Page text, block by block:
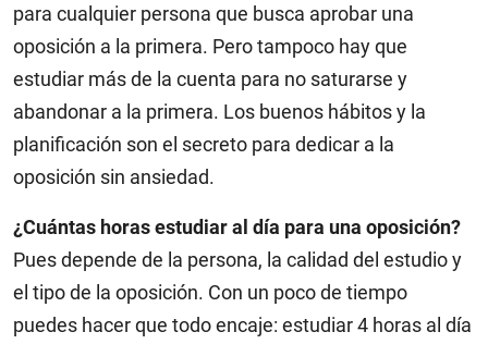
para cualquier persona que busca aprobar una
oposición a la primera. Pero tampoco hay que
estudiar más de la cuenta para no saturarse y
abandonar a la primera. Los buenos hábitos y la
planificación son el secreto para dedicar a la
oposición sin ansiedad.
¿Cuántas horas estudiar al día para una oposición?
Pues depende de la persona, la calidad del estudio y
el tipo de la oposición. Con un poco de tiempo
puedes hacer que todo encaje: estudiar 4 horas al día